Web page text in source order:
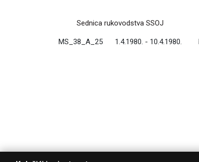
Sednica rukovodstva SSOJ
MS_38_A_25 1.4.1980. - 10.4.1980.